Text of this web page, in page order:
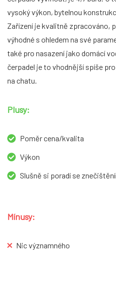
vysoký výkon, bytelnou
Zařízení je kvalitně zpracováno,
výhodné s ohledem na své
také pro nasazení jako domácí
čerpadel je to vhodnější spíše
na chatu.
Plusy:
Poměr cena/kvalita
Výkon
Slušně si poradí se
Mínusy:
Nic významného